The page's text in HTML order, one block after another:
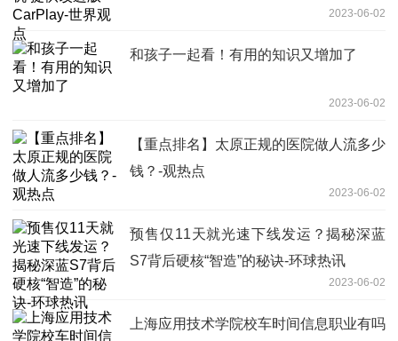
2023-06-02
和孩子一起看！有用的知识又增加了
2023-06-02
【重点排名】太原正规的医院做人流多少
钱？-观热点
2023-06-02
预售仅11天就光速下线发运？揭秘深蓝
S7背后硬核“智造”的秘诀-环球热讯
2023-06-02
上海应用技术学院校车时间信息职业有吗